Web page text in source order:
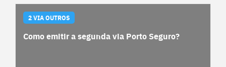
2 VIA OUTROS
Como emitir a segunda via Porto Seguro?